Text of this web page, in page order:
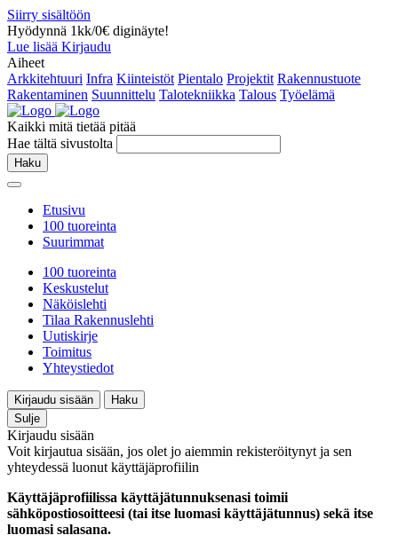
Siirry sisältöön
Hyödynnä 1kk/0€ diginäyte!
Lue lisää Kirjaudu
Aiheet
Arkkitehtuuri Infra Kiinteistöt Pientalo Projektit Rakennustuote
Rakentaminen Suunnittelu Talotekniikka Talous Työelämä
Kaikki mitä tietää pitää
Hae tältä sivustolta
Haku
Etusivu
100 tuoreinta
Suurimmat
100 tuoreinta
Keskustelut
Näköislehti
Tilaa Rakennuslehti
Uutiskirje
Toimitus
Yhteystiedot
Kirjaudu sisään
Haku
Sulje
Kirjaudu sisään
Voit kirjautua sisään, jos olet jo aiemmin rekisteröitynyt ja sen
yhteydessä luonut käyttäjäprofiilin
Käyttäjäprofiilissa käyttäjätunnuksenasi toimii
sähköpostiosoitteesi (tai itse luomasi käyttäjätunnus) sekä itse
luomasi salasana.